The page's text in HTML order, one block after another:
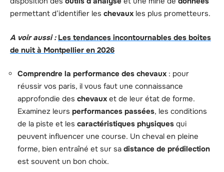
permettant d’identifier les chevaux les plus prometteurs.
A voir aussi : Les tendances incontournables des boites
de nuit à Montpellier en 2026
Comprendre la performance des chevaux : pour
réussir vos paris, il vous faut une connaissance
approfondie des chevaux et de leur état de forme.
Examinez leurs performances passées, les conditions
de la piste et les caractéristiques physiques qui
peuvent influencer une course. Un cheval en pleine
forme, bien entraîné et sur sa distance de prédilection
est souvent un bon choix.